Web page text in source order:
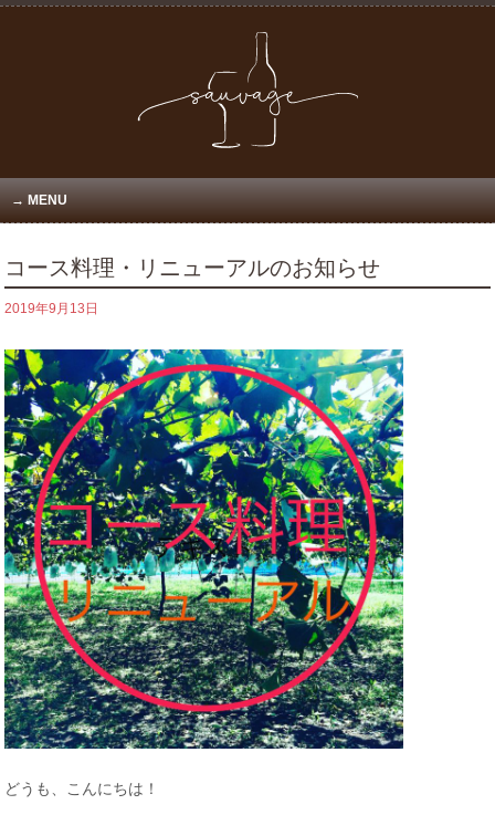
MENU
コース料理・リニューアルのお知らせ
2019年9月13日
どうも、こんにちは！